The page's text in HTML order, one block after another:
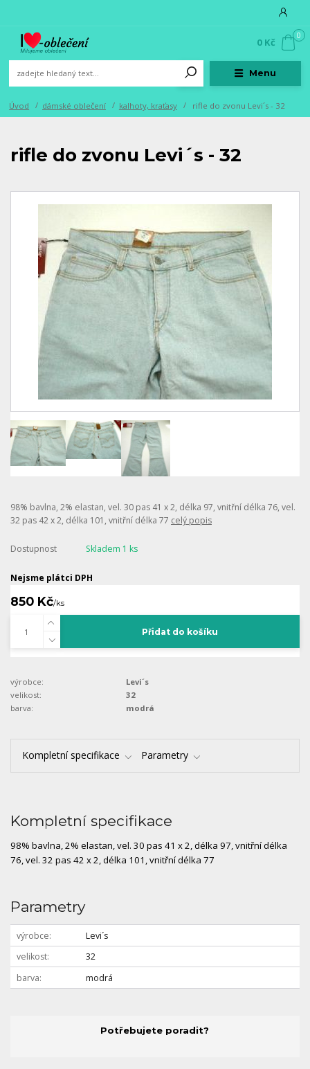
Menu
0
0 Kč
Úvod dámské oblečení kalhoty, kraťasy rifle do zvonu Levi´s - 32
rifle do zvonu Levi´s - 32
98% bavlna, 2% elastan, vel. 30 pas 41 x 2, délka 97, vnitřní délka 76, vel.
32 pas 42 x 2, délka 101, vnitřní délka 77 celý popis
Dostupnost Skladem 1 ks
Nejsme plátci DPH
850 Kč/ks
Přidat do košíku
výrobce:
Levi´s
velikost:
32
barva:
modrá
Kompletní specifikace Parametry
Kompletní specifikace
98% bavlna, 2% elastan, vel. 30 pas 41 x 2, délka 97, vnitřní délka
76, vel. 32 pas 42 x 2, délka 101, vnitřní délka 77
Parametry
výrobce
Levi´s
velikost
32
barva
modrá
Potřebujete poradit?